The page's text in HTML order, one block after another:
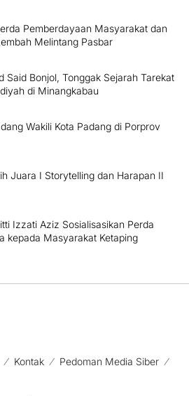
Pemberdayaan Masyarakat dan
Melintang Pasbar
Said Bonjol, Tonggak Sejarah Tarekat
di Minangkabau
Wakili Kota Padang di Porprov
Juara I Storytelling dan Harapan II
Izzati Aziz Sosialisasikan Perda
kepada Masyarakat Ketaping
Kontak
Pedoman Media Siber